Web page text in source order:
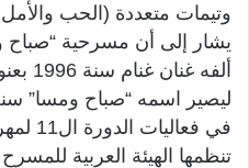
وتيمات متعددة (الحب
يشار إلى أن مسرحية
ألفه
في
تنظمها الهيئة العربية